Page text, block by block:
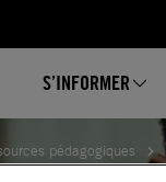
S’INFORMER
pédagogiques